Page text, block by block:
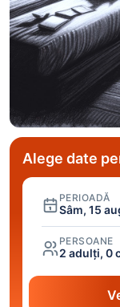
Alege date
PERIOADĂ
Sâm, 15
PERSOANE
2 adulți, 0